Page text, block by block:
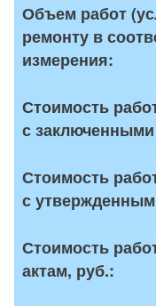
Объем работ
ремонту в
измерения:
Стоимость
с
Стоимость
с
Стоимость
актам, руб.: